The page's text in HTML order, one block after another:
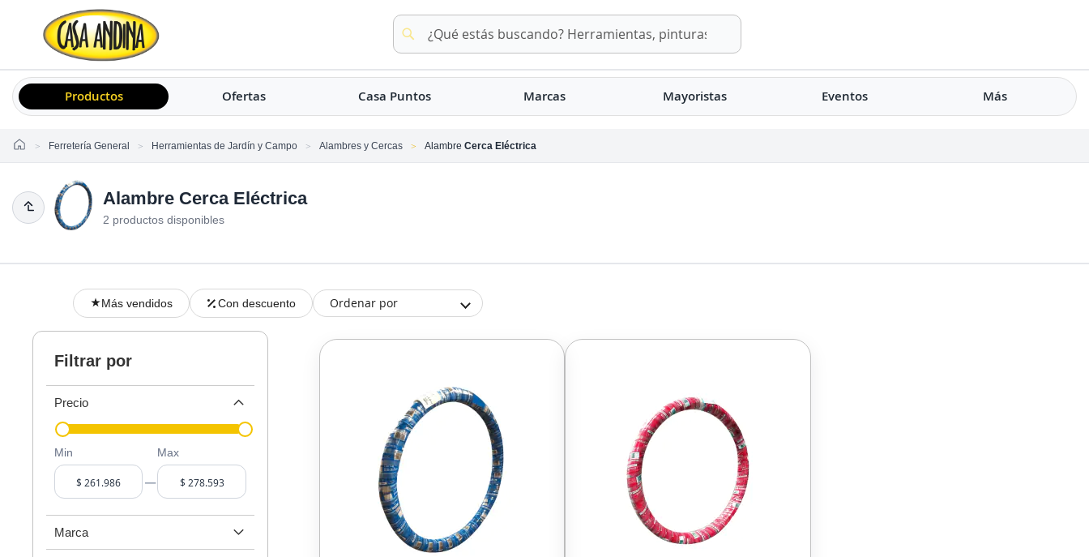
Buscar
Buscar
Productos Ofertas Casa Puntos Marcas Mayoristas Eventos Más
HomeFerretería General Herramientas de Jardín y Campo Alambres y Cercas Alambre Cerca Eléctrica
Alambre Cerca Eléctrica
2 productos disponibles
Más vendidos Con descuento Ordenar por
Filtrar por
Precio
Min
–
Max
Marca